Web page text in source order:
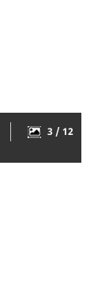
3 / 12